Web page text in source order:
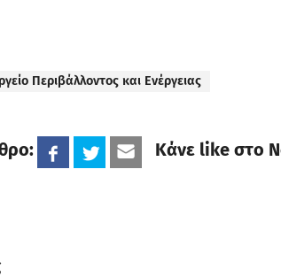
Περιβάλλοντος και Ενέργειας
Κάνε like στο